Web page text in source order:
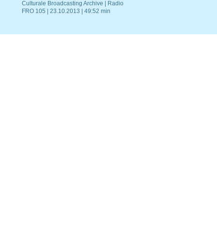
Culturale Broadcasting Archive | Radio
FRO 105 | 23.10.2013 | 49:52 min